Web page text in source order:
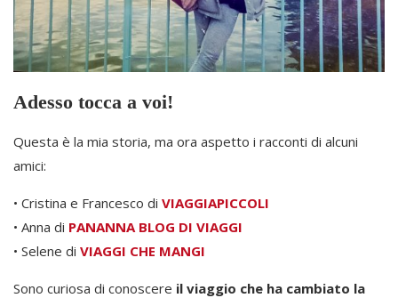
Adesso tocca a voi!
Questa è la mia storia, ma ora aspetto i racconti di alcuni
amici:
• Cristina e Francesco di VIAGGIAPICCOLI
• Anna di PANANNA BLOG DI VIAGGI
• Selene di VIAGGI CHE MANGI
Sono curiosa di conoscere il viaggio che ha cambiato la